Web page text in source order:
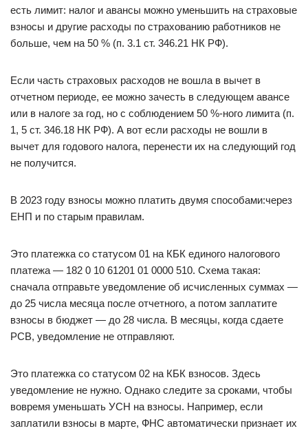
есть лимит: налог и авансы можно уменьшить на страховые
взносы и другие расходы по страхованию работников не
больше, чем на 50 % (п. 3.1 ст. 346.21 НК РФ).
Если часть страховых расходов не вошла в вычет в
отчетном периоде, ее можно зачесть в следующем авансе
или в налоге за год, но с соблюдением 50 %-ного лимита (п.
1, 5 ст. 346.18 НК РФ). А вот если расходы не вошли в
вычет для годового налога, перенести их на следующий год
не получится.
В 2023 году взносы можно платить двумя способами:через
ЕНП и по старым правилам.
Это платежка со статусом 01 на КБК единого налогового
платежа — 182 0 10 61201 01 0000 510. Схема такая:
сначала отправьте уведомление об исчисленных суммах —
до 25 числа месяца после отчетного, а потом заплатите
взносы в бюджет — до 28 числа. В месяцы, когда сдаете
РСВ, уведомление не отправляют.
Это платежка со статусом 02 на КБК взносов. Здесь
уведомление не нужно. Однако следите за сроками, чтобы
вовремя уменьшать УСН на взносы. Например, если
заплатили взносы в марте, ФНС автоматически признает их